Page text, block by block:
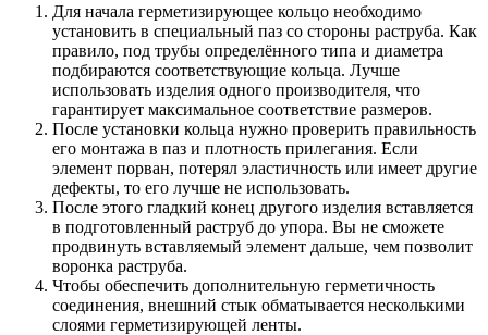
Для начала герметизирующее кольцо необходимо
установить в специальный паз со стороны раструба. Как
правило, под трубы определённого типа и диаметра
подбираются соответствующие кольца. Лучше
использовать изделия одного производителя, что
гарантирует максимальное соответствие размеров.
После установки кольца нужно проверить правильность
его монтажа в паз и плотность прилегания. Если
элемент порван, потерял эластичность или имеет другие
дефекты, то его лучше не использовать.
После этого гладкий конец другого изделия вставляется
в подготовленный раструб до упора. Вы не сможете
продвинуть вставляемый элемент дальше, чем позволит
воронка раструба.
Чтобы обеспечить дополнительную герметичность
соединения, внешний стык обматывается несколькими
слоями герметизирующей ленты.